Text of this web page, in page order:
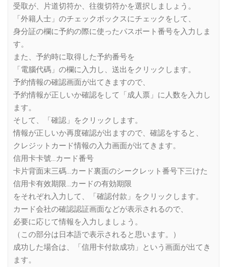
受取が、片道切符か、往復切符かを選択しましょう。
「外籍人士」のチェックボックスにチェックをして、
身分証の欄に予約の際に使ったパスポート番号を入力しま
す。
また、予約時に取得した予約番号を
「電腦代碼」の欄に入力し、送出をクリックします。
予約情報の確認画面が出てきますので、
予約情報が正しいか確認をして「成人票」に人数を入力し
ます。
そして、「確認」をクリックします。
情報が正しいか再度確認が出ますので、確認をすると、
クレジットカード情報の入力画面が出てきます。
信用卡卡號…カード番号
卡片背面末三碼…カード裏面のシークレット番号下三けた
信用卡有效期限…カードの有効期限
をそれぞれ入力して、「確認付款」をクリックします。
カード会社の確認認証画面などが表示されるので、
必要に応じて情報を入力しましょう。
（この部分は日本語で表示されると思います。）
成功した場合は、「信用卡付款成功」という画面が出てき
ます。